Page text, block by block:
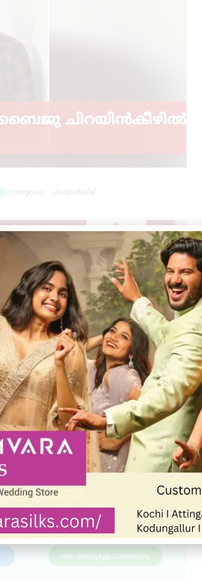
Categories : ചിറയിൻകീഴ്
കോഴിയെ കൊല്ലി ബൈജു എന്ന്
അറസ്റ്റ് ചെയ്തത്. കോഴിമട
ഉള്‍പ്പടെ ഒട്ടനവധി കേസുകളിൽ
കേസുണ്ട്. ചിറയിൻകീഴ് സി.ഐ
അറസ്റ്റ് ചെയ്തു.
Next
WhatsApp Print
Join WhatsApp Community